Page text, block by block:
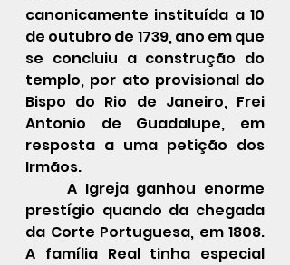
canonicamente instituída a 10
de outubro de 1739, ano em que
se concluiu a construção do
templo, por ato provisional do
Bispo do Rio de Janeiro, Frei
Antonio de Guadalupe, em
resposta a uma petição dos
Irmãos.
A Igreja ganhou enorme
prestígio quando da chegada
da Corte Portuguesa, em 1808.
A família Real tinha especial